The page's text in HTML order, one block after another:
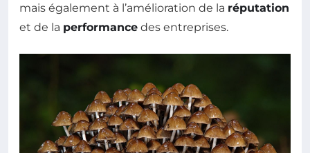
mais également à l’amélioration de la réputation
et de la performance des entreprises.